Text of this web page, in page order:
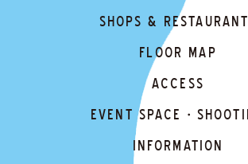
SHOPS &
FLOOR MAP
ACCESS
EVENT SPACE・
INFORMATION